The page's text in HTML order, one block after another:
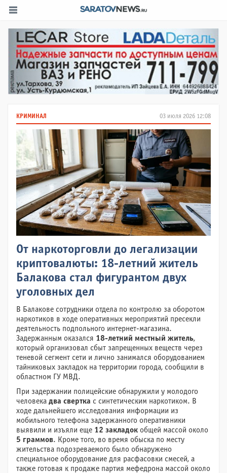
03 июля 2026 12:08
КРИМИНАЛ
От наркоторговли до легализации
криптовалюты: 18-летний житель
Балакова стал фигурантом двух
уголовных дел
В Балакове сотрудники отдела по контролю за оборотом
наркотиков в ходе оперативных мероприятий пресекли
деятельность подпольного интернет-магазина.
Задержанным оказался 18-летний местный житель,
который организовал сбыт запрещенных веществ через
теневой сегмент сети и лично занимался оборудованием
тайниковых закладок на территории города, сообщили в
областном ГУ МВД.
При задержании полицейские обнаружили у молодого
человека два свертка с синтетическим наркотиком. В
ходе дальнейшего исследования информации из
мобильного телефона задержанного оперативники
выявили и изъяли еще 12 закладок общей массой около
5 граммов. Кроме того, во время обыска по месту
жительства подозреваемого было обнаружено
специальное оборудование для расфасовки смесей, а
также готовая к продаже партия мефедрона массой около